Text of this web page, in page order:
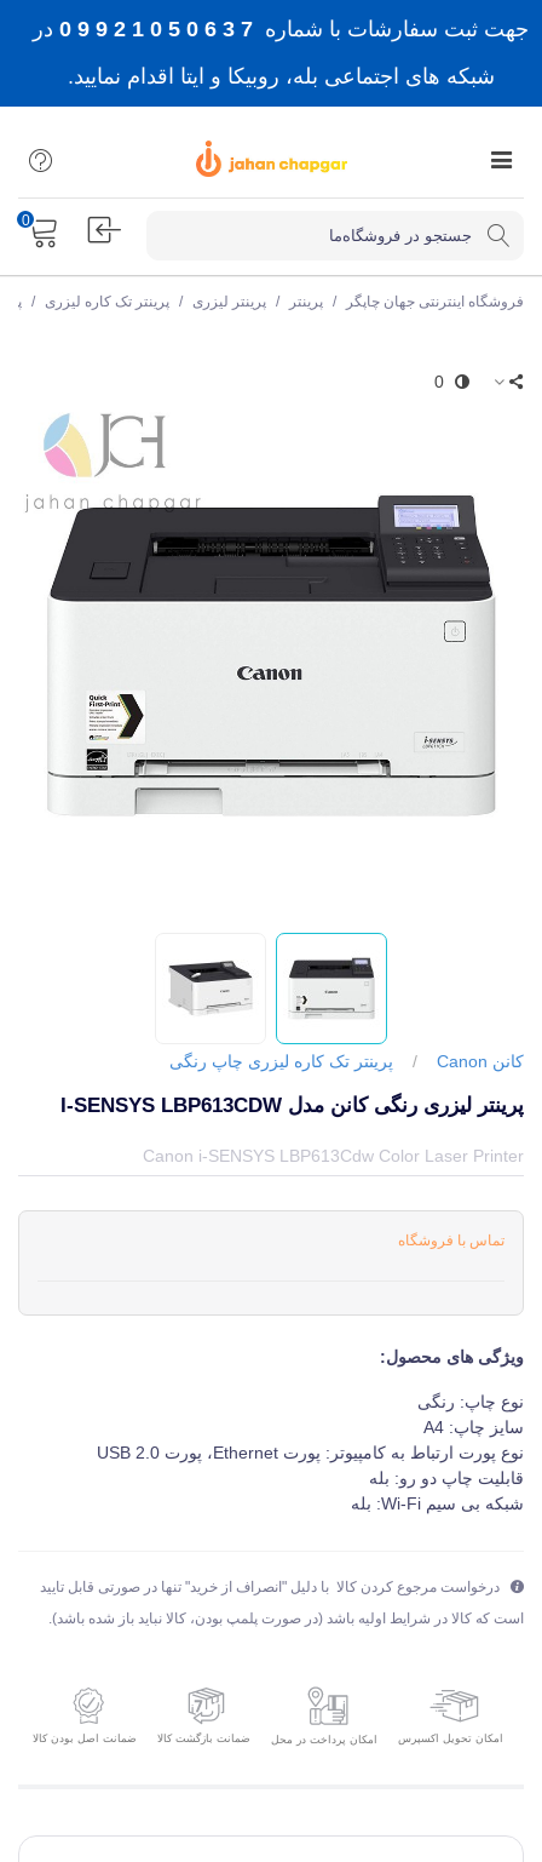
جهت ثبت سفارشات با شماره 7 3 6 0 5 0 1 2 9 9 0
در
شبکه های اجتماعی بله، روبیکا و ایتا اقدام نمایید.
0
فروشگاه اینترنتی جهان چاپگر / پرینتر / پرینتر لیزری / پرینتر تک کاره لیزری /
0
کانن Canon / پرینتر تک کاره لیزری چاپ رنگی
پرینتر لیزری رنگی کانن مدل I-SENSYS LBP613CDW
Canon i-SENSYS LBP613Cdw Color Laser Printer
تماس با فروشگاه
ویژگی های محصول:
نوع چاپ: رنگی
سایز چاپ: A4
نوع پورت ارتباط به کامپیوتر: پورت Ethernet، پورت USB 2.0
قابلیت چاپ دو رو: بله
شبکه بی سیم Wi-Fi: بله
درخواست مرجوع کردن کالا با دلیل "انصراف از خرید" تنها در صورتی قابل تایید
است که کالا در شرایط اولیه باشد (در صورت پلمپ بودن، کالا نباید باز شده باشد).
امکان تحویل اکسپرس امکان پرداخت در محل ضمانت بازگشت کالا ضمانت اصل بودن کالا